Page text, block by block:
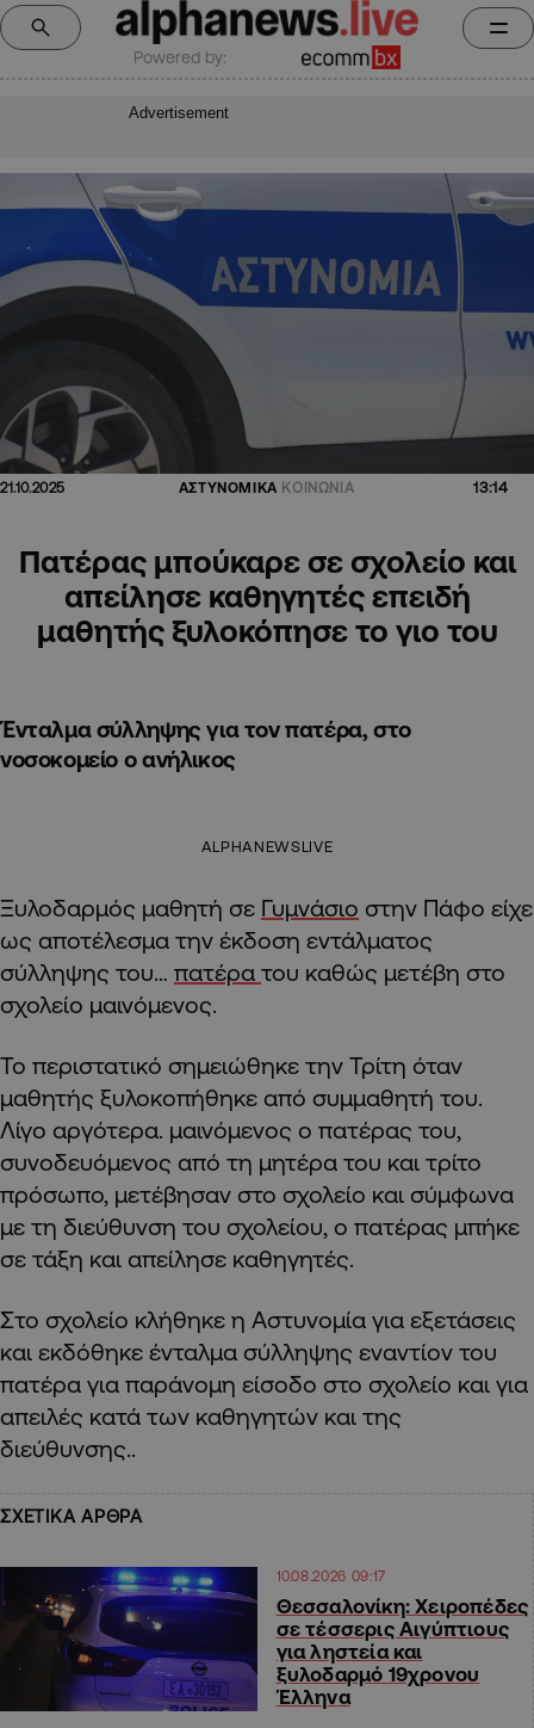
Powered by:
Advertisement
21.10.2025 ΑΣΤΥΝΟΜΙΚΑ ΚΟΙΝΩΝΙΑ 13:14
Πατέρας μπούκαρε σε σχολείο και
απείλησε καθηγητές επειδή
μαθητής ξυλοκόπησε το γιο του
Ένταλμα σύλληψης για τον πατέρα, στο
νοσοκομείο ο ανήλικος
ALPHANEWSLIVE
Ξυλοδαρμός μαθητή σε Γυμνάσιο στην Πάφο είχε
ως αποτέλεσμα την έκδοση εντάλματος
σύλληψης του… πατέρα του καθώς μετέβη στο
σχολείο μαινόμενος.
Το περιστατικό σημειώθηκε την Τρίτη όταν
μαθητής ξυλοκοπήθηκε από συμμαθητή του.
Λίγο αργότερα. μαινόμενος ο πατέρας του,
συνοδευόμενος από τη μητέρα του και τρίτο
πρόσωπο, μετέβησαν στο σχολείο και σύμφωνα
με τη διεύθυνση του σχολείου, ο πατέρας μπήκε
σε τάξη και απείλησε καθηγητές.
Στο σχολείο κλήθηκε η Αστυνομία για εξετάσεις
και εκδόθηκε ένταλμα σύλληψης εναντίον του
πατέρα για παράνομη είσοδο στο σχολείο και για
απειλές κατά των καθηγητών και της
διεύθυνσης..
ΣΧΕΤΙΚΑ ΑΡΘΡΑ
10.08.2026 09:17
Θεσσαλονίκη: Χειροπέδες
σε τέσσερις Αιγύπτιους
για ληστεία και
ξυλοδαρμό 19χρονου
Έλληνα